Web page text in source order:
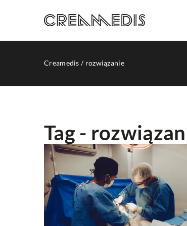
Creamedis / rozwiązanie
Tag -
INNE